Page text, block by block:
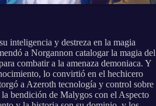
inteligencia y destreza en la magia
a Norgannon catalogar la magia del
combatir a la amenaza demoniaca. Y
lo convirtió en el hechicero
a Azeroth tecnología y control sobre
bendición de Malygos con el Aspecto